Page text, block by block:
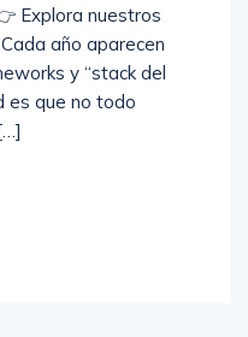
Explora nuestros
año aparecen
y “stack del
es que no todo